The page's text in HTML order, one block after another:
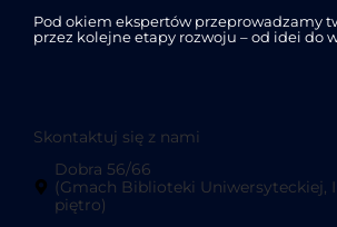
Pod okiem ekspertów przeprowadzamy
przez kolejne etapy rozwoju – od idei do
Skontaktuj się z nami
Dobra 56/66
(Gmach Biblioteki Uniwersyteckiej,
piętro)